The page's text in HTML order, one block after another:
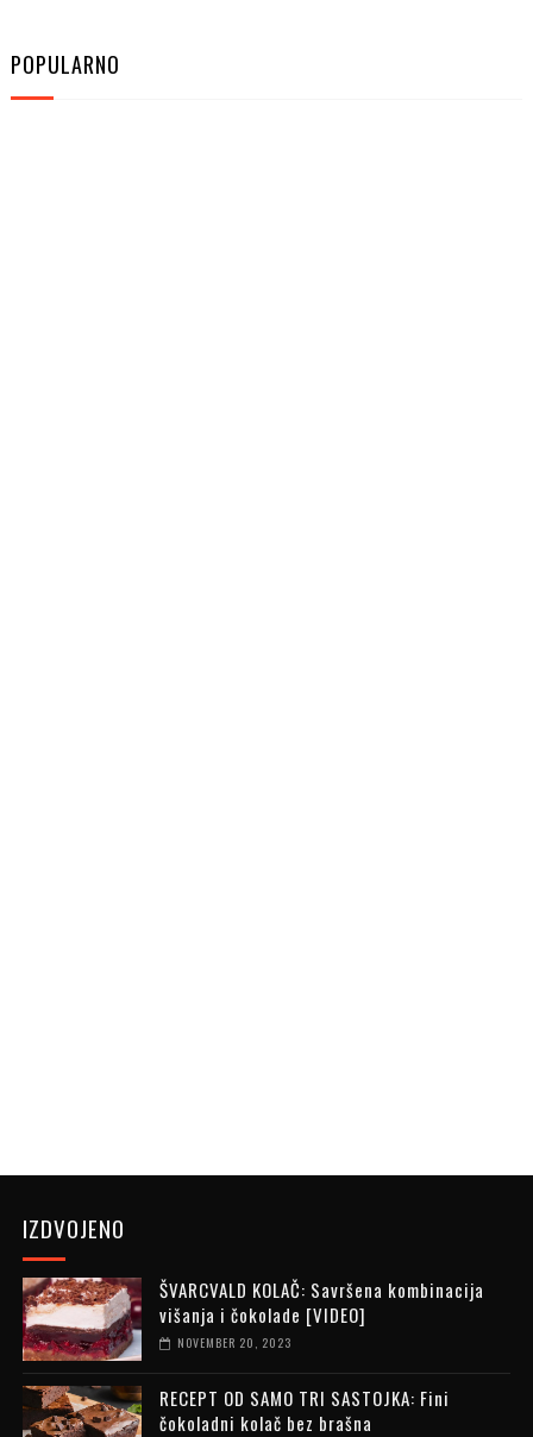
POPULARNO
IZDVOJENO
ŠVARCVALD KOLAČ: Savršena kombinacija
višanja i čokolade [VIDEO]
NOVEMBER 20, 2023
RECEPT OD SAMO TRI SASTOJKA: Fini
čokoladni kolač bez brašna